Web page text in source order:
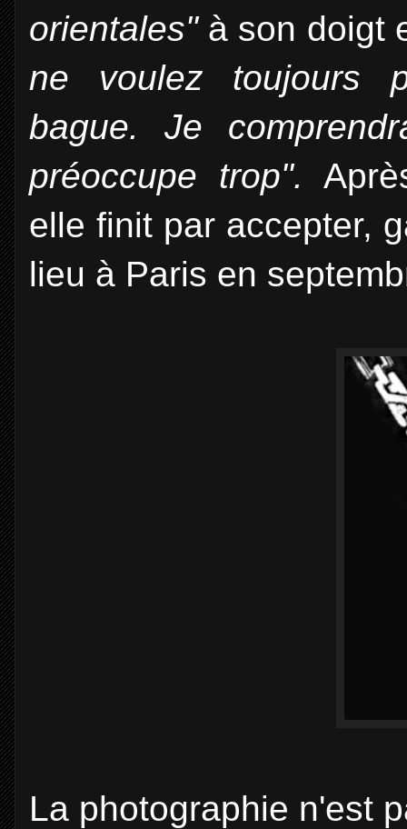
orientales" à son doigt
ne voulez toujours
bague. Je
préoccupe trop".
elle finit par accepter,
lieu à Paris en
La photographie n'est